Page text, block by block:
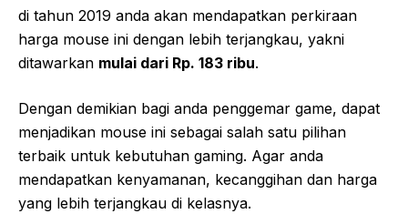
di tahun 2019 anda akan mendapatkan perkiraan
harga mouse ini dengan lebih terjangkau, yakni
ditawarkan mulai dari Rp. 183 ribu.
Dengan demikian bagi anda penggemar game, dapat
menjadikan mouse ini sebagai salah satu pilihan
terbaik untuk kebutuhan gaming. Agar anda
mendapatkan kenyamanan, kecanggihan dan harga
yang lebih terjangkau di kelasnya.